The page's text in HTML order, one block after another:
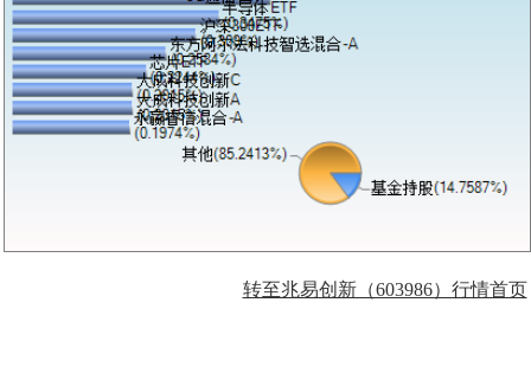
转至兆易创新（603986）行情首页